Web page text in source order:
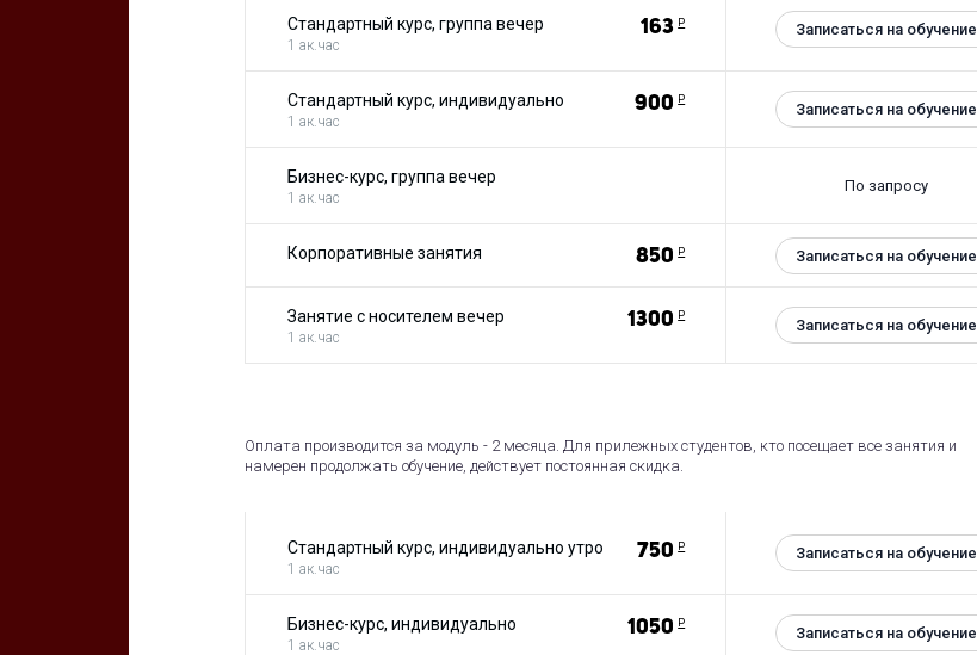
Стандартный курс, группа вечер
1 ак.час
163 Р Записаться на обучение
Стандартный курс, индивидуально
1 ак.час
900 Р
Записаться на обучение
Бизнес-курс, группа вечер
1 ак.час
По запросу
Корпоративные занятия 850 Р Записаться на обучение
Занятие с носителем вечер
1 ак.час
1300 Р
Записаться на обучение
Оплата производится за модуль - 2 месяца. Для прилежных студентов, кто посещает все занятия и
намерен продолжать обучение, действует постоянная скидка.
Стандартный курс, индивидуально утро
1 ак.час
750 Р Записаться на обучение
Бизнес-курс, индивидуально
1 ак.час
1050 Р
Записаться на обучение